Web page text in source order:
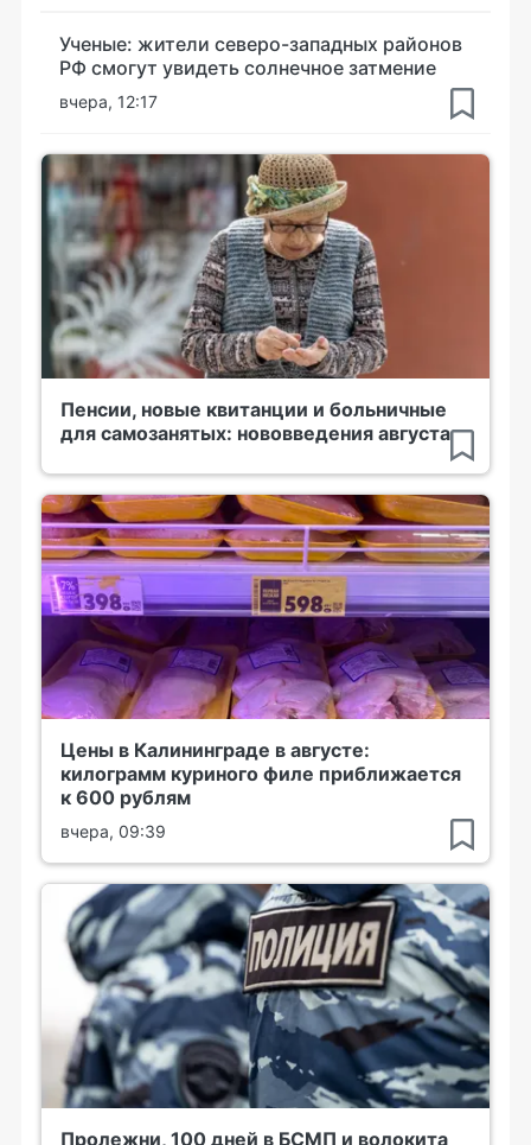
Ученые: жители северо-западных районов
РФ смогут увидеть солнечное затмение
вчера, 12:17
Пенсии, новые квитанции и больничные
для самозанятых: нововведения августа
Цены в Калининграде в августе:
килограмм куриного филе приближается
к 600 рублям
вчера, 09:39
Пролежни, 100 дней в БСМП и волокита